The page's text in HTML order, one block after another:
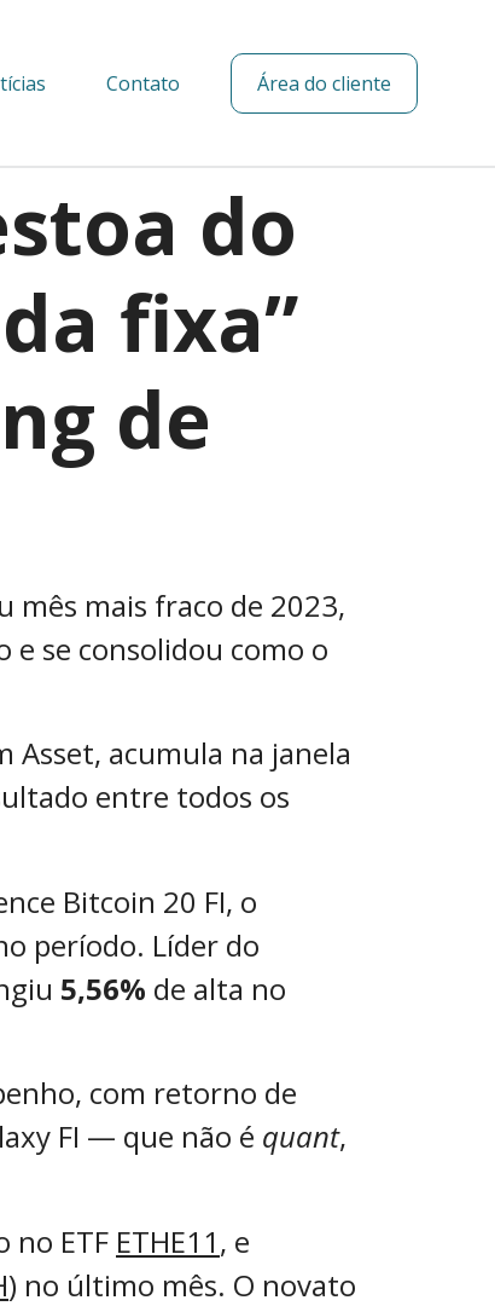
Área do cliente
Contato
do
fixa”
de
mês mais fraco de 2023,
se consolidou como o
Asset, acumula na janela
entre todos os
Bitcoin 20 FI, o
período. Líder do
5,56% de alta no
com retorno de
FI — que não é quant,
no ETF ETHE11 , e
) no último mês. O novato